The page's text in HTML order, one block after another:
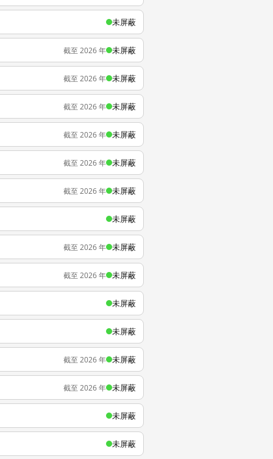
未屏蔽
截至 2026 年 未屏蔽
截至 2026 年 未屏蔽
截至 2026 年 未屏蔽
截至 2026 年 未屏蔽
截至 2026 年 未屏蔽
截至 2026 年 未屏蔽
未屏蔽
截至 2026 年 未屏蔽
截至 2026 年 未屏蔽
未屏蔽
未屏蔽
截至 2026 年 未屏蔽
截至 2026 年 未屏蔽
未屏蔽
未屏蔽